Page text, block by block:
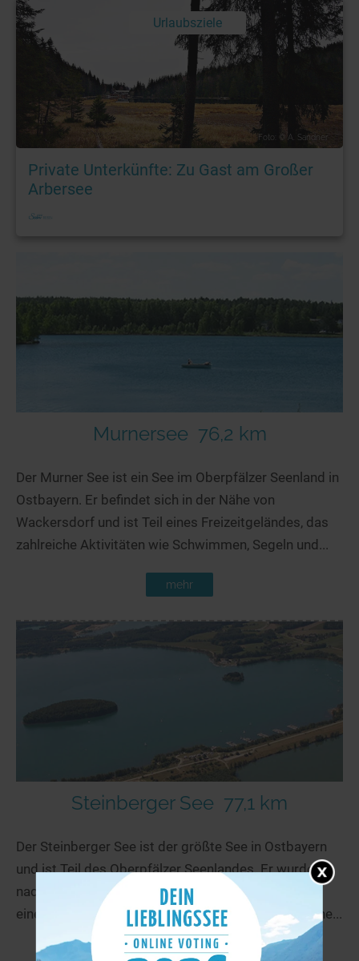
Urlaubsziele
Foto: © A. Sandner
Private Unterkünfte: Zu Gast am Großer
Arbersee
Murnersee 76,2 km
Der Murner See ist ein See im Oberpfälzer Seenland in
Ostbayern. Er befindet sich in der Nähe von
Wackersdorf und ist Teil eines Freizeitgeländes, das
zahlreiche Aktivitäten wie Schwimmen, Segeln und...
mehr
Steinberger See 77,1 km
Der Steinberger See ist der größte See in Ostbayern
und ist Teil des Oberpfälzer Seenlandes. Er wurde
nach der Gemeinde Steinberg am See benannt.Mit
einer Fläche von etwa 184 Hektar bietet der See eine...
mehr